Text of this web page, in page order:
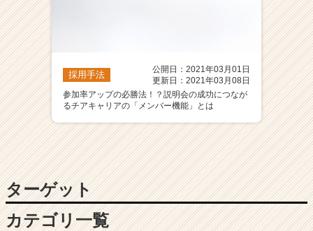
採用手法
公開日：2021年03月01日
更新日：2021年03月08日
参加率アップの必勝法！？説明会の成功につなが
るチアキャリアの「メンバー機能」とは
ターゲット
カテゴリ一覧